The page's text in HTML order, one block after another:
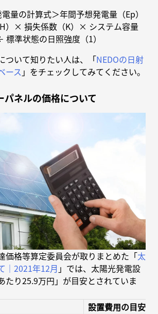
量の計算式＞年間予想発電量（Ep）
）× 損失係数（K）× システム容量
標準状態の日照強度（1）
ついて知りたい人は、「NEDOの日射
ース 」をチェックしてみてください。
パネルの価格について
価格等算定委員会が取りまとめた「太
｜2021年12月 」では、太陽光発電設
たり25.9万円」が目安とされていま
設置費用の目安